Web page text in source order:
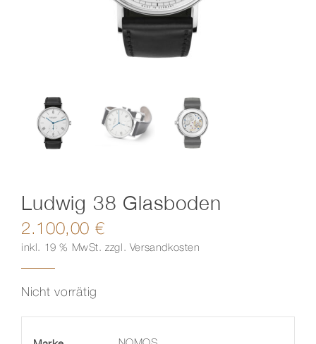
Ludwig 38 Glasboden
2.100,00 €
inkl. 19 % MwSt. zzgl. Versandkosten
Nicht vorrätig